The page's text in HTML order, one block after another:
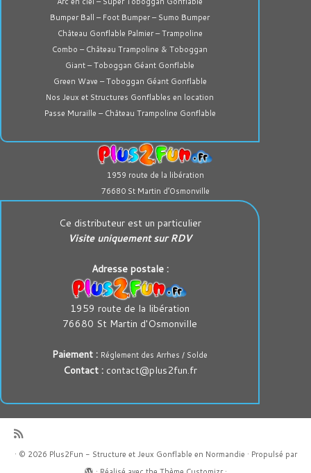
Bumper Ball – Foot Bumper – Sumo Bumper
Château Gonflable Palmier – Trampoline
Combo – Château Trampoline & Toboggan
Giant – Toboggan Géant Gonflable
Green Wave – Toboggan Géant Gonflable
Nos Jeux et Structures Gonflables en location
Passe Muraille – Château Trampoline Gonflable
1959 route de la libération
76680 St Martin d’Osmonville
Ce distributeur est un particulier
Visite uniquement sur RDV
Adresse postale :
1959 route de la libération
76680 St Martin d'Osmonville
Paiement : Réglement des Arrhes / Solde
Contact :contact@plus2fun.fr
· © 2026 Plus2Fun - Structure et Jeux Gonflable en Normandie · Propulsé par